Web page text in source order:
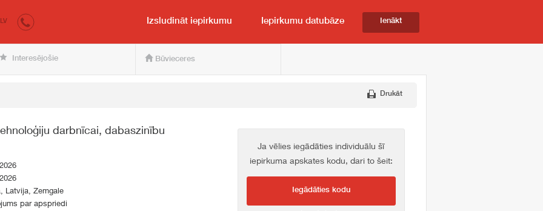
pircējam un pārdevējam
LV Izsludināt iepirkumu Iepirkumu datubāze Ienākt
Interesējošie Būvieceres
Drukāt
darbnīcai, dabaszinību
Latvija, Zemgale
par apspriedi
Ja vēlies iegādāties individuālu šī
iepirkuma apskates kodu, dari to šeit:
Iegādāties kodu